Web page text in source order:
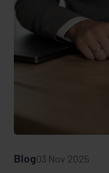
Blog03 Nov 2025